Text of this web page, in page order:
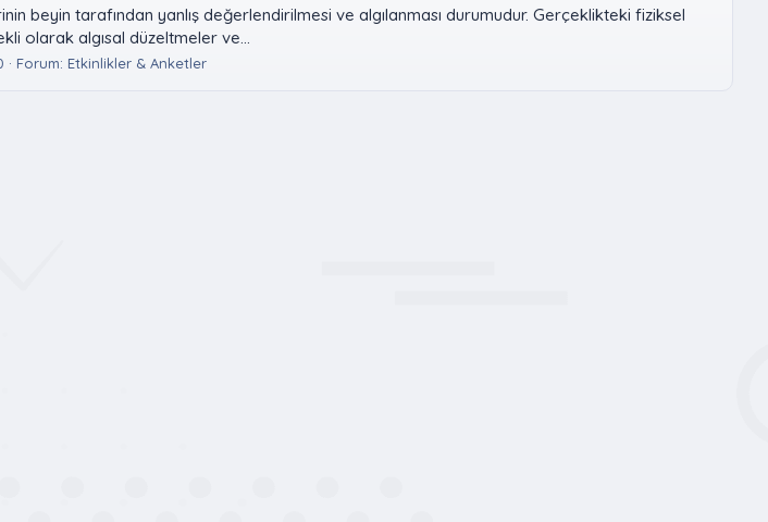
beyin tarafından yanlış değerlendirilmesi ve algılanması durumudur. Gerçeklikteki fiziksel
olarak algısal düzeltmeler ve...
Forum: Etkinlikler & Anketler